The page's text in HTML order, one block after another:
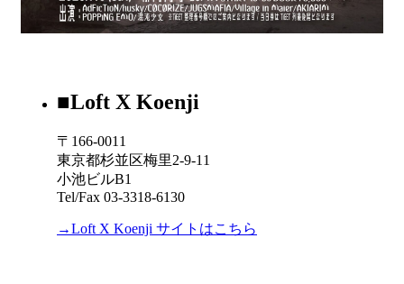
■Loft X Koenji
〒166-0011
東京都杉並区梅里2-9-11
小池ビルB1
Tel/Fax 03-3318-6130
→Loft X Koenji サイトはこちら